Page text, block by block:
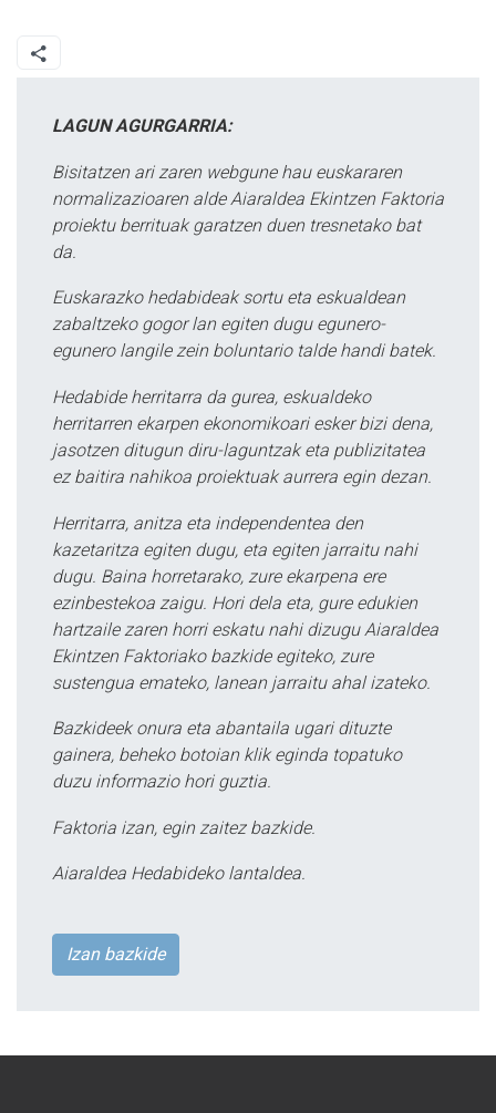
LAGUN AGURGARRIA:
Bisitatzen ari zaren webgune hau euskararen
normalizazioaren alde Aiaraldea Ekintzen Faktoria
proiektu berrituak garatzen duen tresnetako bat
da.
Euskarazko hedabideak sortu eta eskualdean
zabaltzeko gogor lan egiten dugu egunero-
egunero langile zein boluntario talde handi batek.
Hedabide herritarra da gurea, eskualdeko
herritarren ekarpen ekonomikoari esker bizi dena,
jasotzen ditugun diru-laguntzak eta publizitatea
ez baitira nahikoa proiektuak aurrera egin dezan.
Herritarra, anitza eta independentea den
kazetaritza egiten dugu, eta egiten jarraitu nahi
dugu. Baina horretarako, zure ekarpena ere
ezinbestekoa zaigu. Hori dela eta, gure edukien
hartzaile zaren horri eskatu nahi dizugu Aiaraldea
Ekintzen Faktoriako bazkide egiteko, zure
sustengua emateko, lanean jarraitu ahal izateko.
Bazkideek onura eta abantaila ugari dituzte
gainera, beheko botoian klik eginda topatuko
duzu informazio hori guztia.
Faktoria izan, egin zaitez bazkide.
Aiaraldea Hedabideko lantaldea.
Izan bazkide